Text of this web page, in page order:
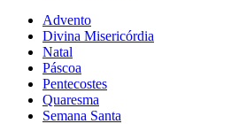
Advento
Divina Misericórdia
Natal
Páscoa
Pentecostes
Quaresma
Semana Santa